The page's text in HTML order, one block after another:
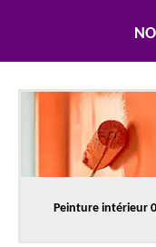
Peinture intérieur